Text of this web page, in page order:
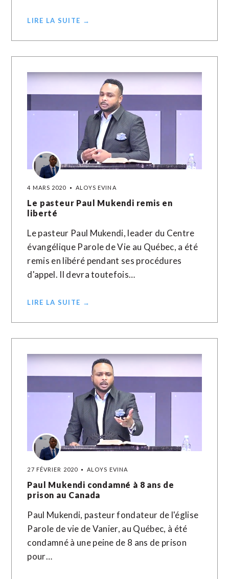
LIRE LA SUITE →
4 MARS 2020 ALOYS EVINA
Le pasteur Paul Mukendi remis en
liberté
Le pasteur Paul Mukendi, leader du Centre
évangélique Parole de Vie au Québec, a été
remis en libéré pendant ses procédures
d'appel. Il devra toutefois…
LIRE LA SUITE →
27 FÉVRIER 2020 ALOYS EVINA
Paul Mukendi condamné à 8 ans de
prison au Canada
Paul Mukendi, pasteur fondateur de l'église
Parole de vie de Vanier, au Québec, à été
condamné à une peine de 8 ans de prison
pour…